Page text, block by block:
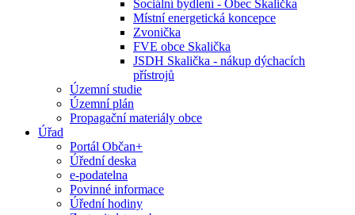
Sociální bydlení - Obec Skalička
Místní energetická koncepce
Zvonička
FVE obce Skalička
JSDH Skalička - nákup dýchacích
přístrojů
Územní studie
Územní plán
Propagační materiály obce
Úřad
Portál Občan+
Úřední deska
e-podatelna
Povinné informace
Úřední hodiny